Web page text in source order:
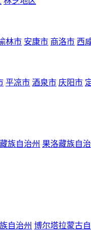
林市 安康市 商洛市 西
平凉市 酒泉市 庆阳市
族自治州 果洛藏族自
自治州 博尔塔拉蒙古